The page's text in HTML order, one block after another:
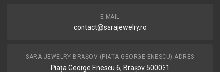
E-MAIL
contact@sarajewelry.ro
SARA JEWELRY BRAȘOV (PIAȚA GEORGE ENESCU) ADRES
Piața George Enescu 6, Brașov 500031